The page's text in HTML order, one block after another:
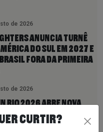
de 2026
ANUNCIA TURNÊ
DO SUL EM 2027 E
FORA DA PRIMEIRA
de 2026
RIO 2026 ABRE NOVA
PARA FÃS: INGRESSOS
À VENDA ATÉ PARA DIAS
CURTIR?